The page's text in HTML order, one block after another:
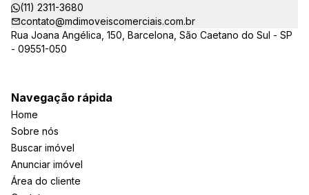
(11) 2311-3680
contato@mdimoveiscomerciais.com.br
Rua Joana Angélica, 150, Barcelona, São Caetano do Sul - SP
- 09551-050
Navegação rápida
Home
Sobre nós
Buscar imóvel
Anunciar imóvel
Área do cliente